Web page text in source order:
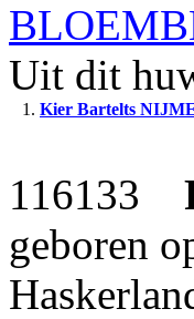
Uit dit
1. Kier Bartelts
116133
geboren